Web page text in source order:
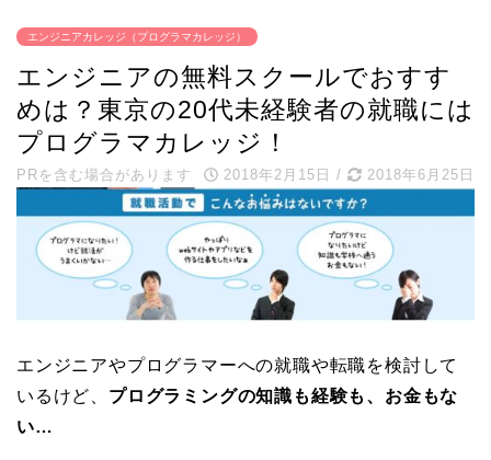
エンジニアカレッジ（プログラマカレッジ）
エンジニアの無料スクールでおすす
めは？東京の20代未経験者の就職には
プログラマカレッジ！
PRを含む場合があります 2018年2月15日 / 2018年6月25日
エンジニアやプログラマーへの就職や転職を検討して
いるけど、 プログラミングの知識も経験も、お金もな
い…